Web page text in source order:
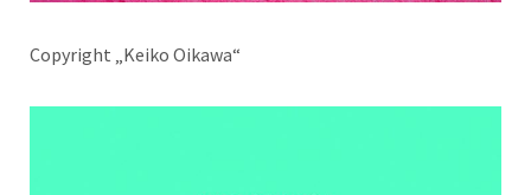
Copyright „Keiko Oikawa“